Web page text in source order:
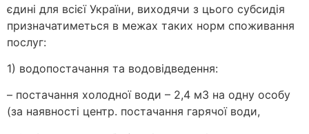
єдині для всієї України, виходячи з цього субсидія
призначатиметься в межах таких норм споживання
послуг:
1) водопостачання та водовідведення:
– постачання холодної води – 2,4 м3 на одну особу
(за наявності центр. постачання гарячої води,